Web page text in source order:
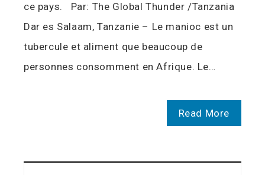
ce pays. Par: The Global Thunder /Tanzania
Dar es Salaam, Tanzanie – Le manioc est un
tubercule et aliment que beaucoup de
personnes consomment en Afrique. Le…
Read More